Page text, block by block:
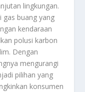
lingkungan.
gas buang yang
kendaraan
polusi karbon
Dengan
mengurangi
pilihan yang
konsumen